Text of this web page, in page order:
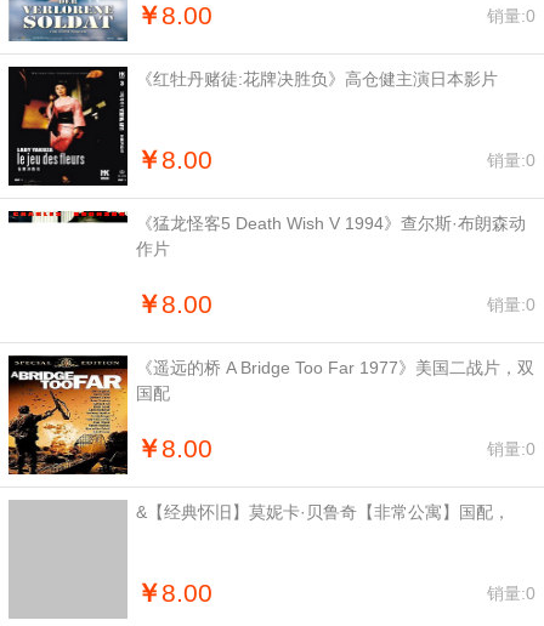
￥8.00 销量:0
《红牡丹赌徒:花牌决胜负》高仓健主演日本影片
￥8.00 销量:0
《猛龙怪客5 Death Wish V 1994》查尔斯·布朗森动
作片
￥8.00 销量:0
《遥远的桥 A Bridge Too Far‎ 1977》美国二战片，双
国配
￥8.00 销量:0
&【经典怀旧】莫妮卡·贝鲁奇【非常公寓】国配，
￥8.00 销量:0